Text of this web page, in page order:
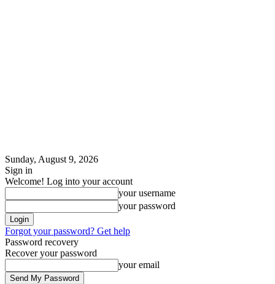
Sunday, August 9, 2026
Sign in
Welcome! Log into your account
your username
your password
Forgot your password? Get help
Password recovery
Recover your password
your email